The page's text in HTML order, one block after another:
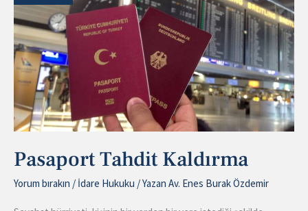
Pasaport Tahdit Kaldırma
Yorum bırakın / İdare Hukuku / Yazan Av. Enes Burak Özdemir